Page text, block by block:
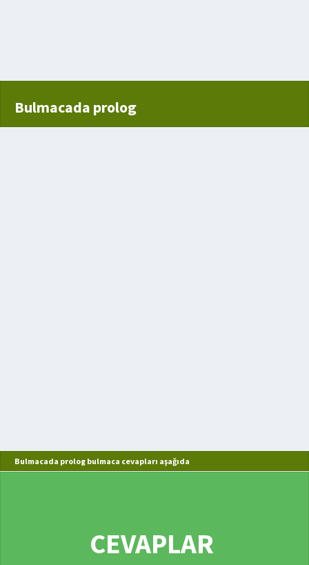
Bulmacada prolog
Bulmacada prolog bulmaca cevapları aşağıda
CEVAPLAR